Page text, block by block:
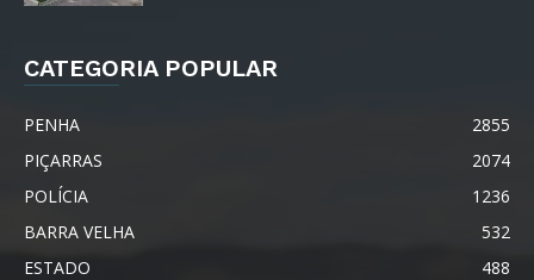
CATEGORIA POPULAR
PENHA
2855
PIÇARRAS
2074
POLÍCIA
1236
BARRA VELHA
532
ESTADO
488